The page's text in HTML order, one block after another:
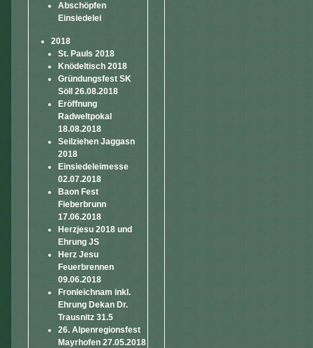
Abschöpfen
Einsiedelei
2018
St. Pauls 2018
Knödeltisch 2018
Gründungsfest SK
Söll 26.08.2018
Eröffnung
Radweltpokal
18.08.2018
Seilziehen Jaggasn
2018
Einsiedeleimesse
02.07.2018
Baon Fest
Fieberbrunn
17.06.2018
Herzjesu 2018 und
Ehrung JS
Herz Jesu
Feuerbrennen
09.06.2018
Fronleichnam inkl.
Ehrung Dekan Dr.
Trausnitz 31.5
26. Alpenregionsfest
Mayrhofen 27.05.2018